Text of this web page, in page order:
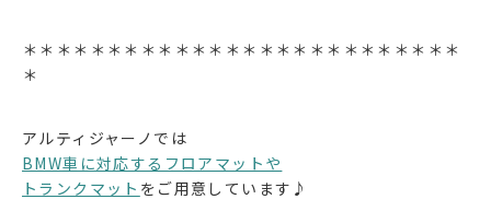
＊＊＊＊＊＊＊＊＊＊＊＊＊＊＊＊＊＊＊＊＊＊＊＊＊＊
＊
アルティジャーノでは
BMW車に対応するフロアマットや
トランクマット をご用意しています♪